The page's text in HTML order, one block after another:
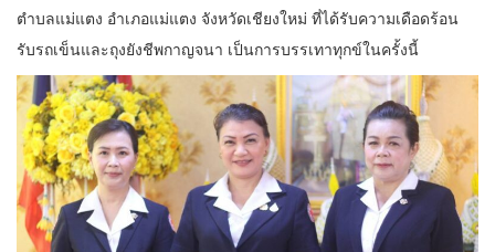
ตำบลแม่แตง อำเภอแม่แตง จังหวัดเชียงใหม่ ที่ได้รับความเดือดร้อน
รับรถเข็นและถุงยังชีพกาญจนา เป็นการบรรเทาทุกข์ในครั้งนี้